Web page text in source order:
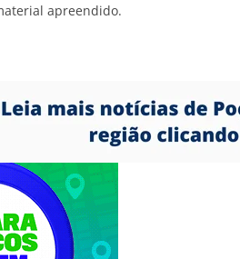
apreendido.